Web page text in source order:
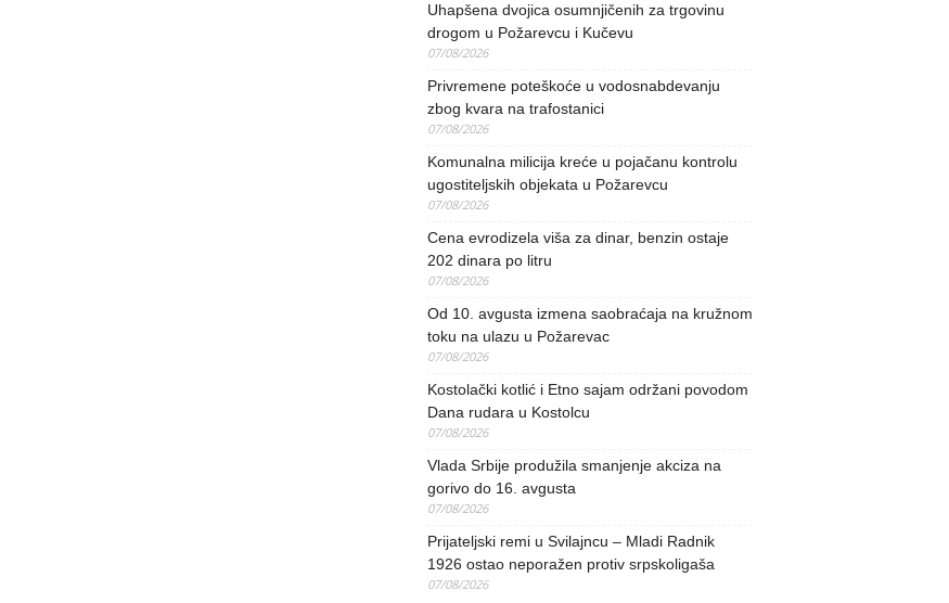
Uhapšena dvojica osumnjičenih za trgovinu
drogom u Požarevcu i Kučevu
07/08/2026
Privremene poteškoće u vodosnabdevanju
zbog kvara na trafostanici
07/08/2026
Komunalna milicija kreće u pojačanu kontrolu
ugostiteljskih objekata u Požarevcu
07/08/2026
Cena evrodizela viša za dinar, benzin ostaje
202 dinara po litru
07/08/2026
Od 10. avgusta izmena saobraćaja na kružnom
toku na ulazu u Požarevac
07/08/2026
Kostolački kotlić i Etno sajam održani povodom
Dana rudara u Kostolcu
07/08/2026
Vlada Srbije produžila smanjenje akciza na
gorivo do 16. avgusta
07/08/2026
Prijateljski remi u Svilajncu – Mladi Radnik
1926 ostao neporažen protiv srpskoligaša
07/08/2026